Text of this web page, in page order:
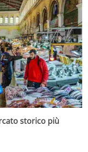
storico più